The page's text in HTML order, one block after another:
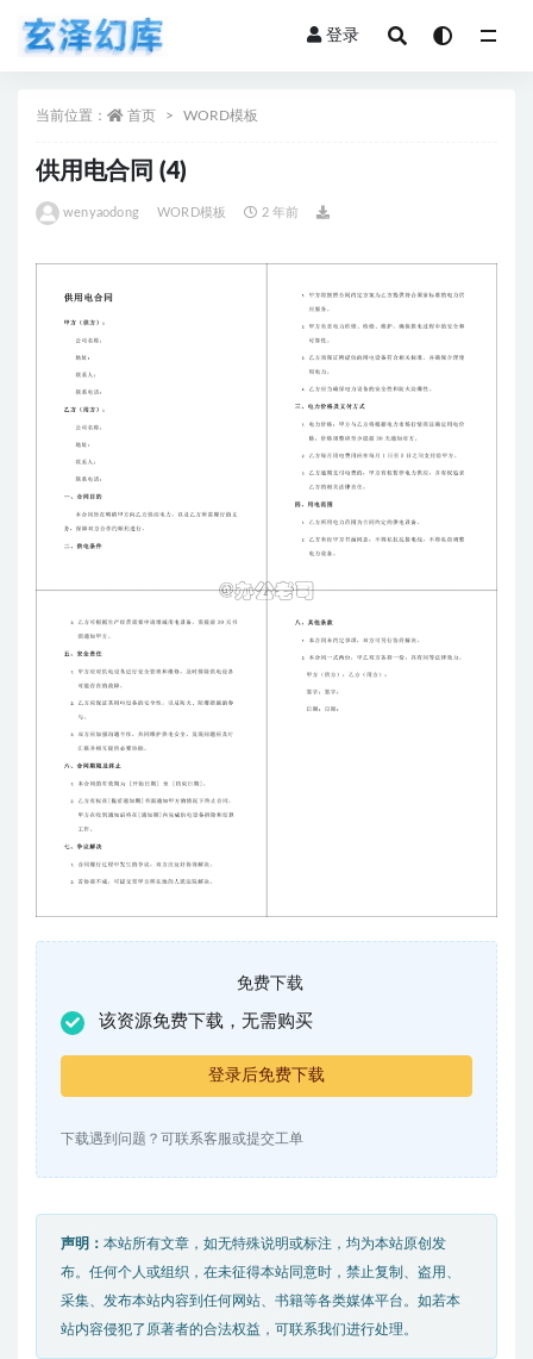
登录
当前位置： 首页 WORD模板
供用电合同 (4)
wenyaodong WORD模板 2 年前
免费下载
该资源免费下载，无需购买
登录后免费下载
下载遇到问题？可联系客服或提交工单
声明： 本站所有文章，如无特殊说明或标注，均为本站原创发
布。任何个人或组织，在未征得本站同意时，禁止复制、盗用、
采集、发布本站内容到任何网站、书籍等各类媒体平台。如若本
站内容侵犯了原著者的合法权益，可联系我们进行处理。